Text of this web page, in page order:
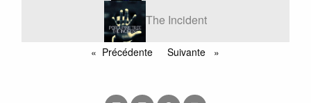
The Incident
Précédente
Suivante